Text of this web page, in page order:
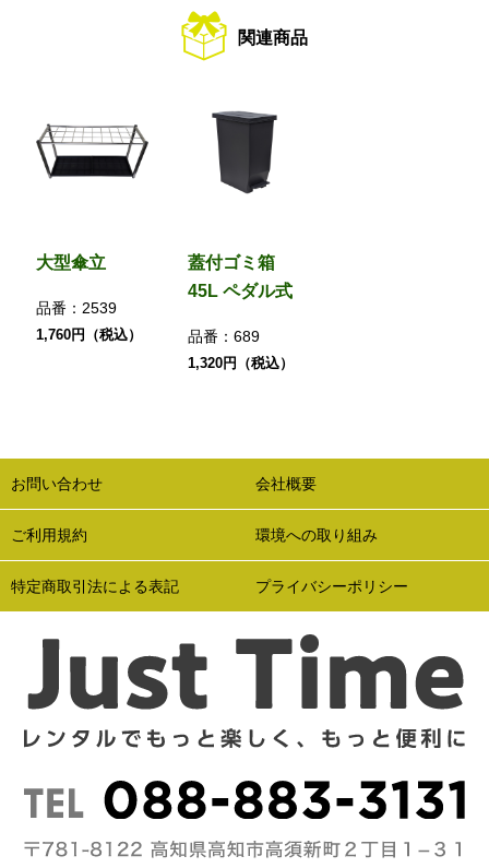
関連商品
大型傘立
品番： 2539
1,760円（税込）
蓋付ゴミ箱
45L ペダル式
品番：689
1,320円（税込）
お問い合わせ 会社概要
ご利用規約 環境への取り組み
特定商取引法による表記 プライバシーポリシー